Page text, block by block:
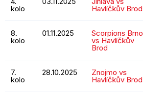
kolo Havlíčkův Brod
8.
kolo
01.11.2025 Scorpions Brno
vs Havlíčkův
Brod
7.
kolo
28.10.2025 Znojmo vs
Havlíčkův Brod